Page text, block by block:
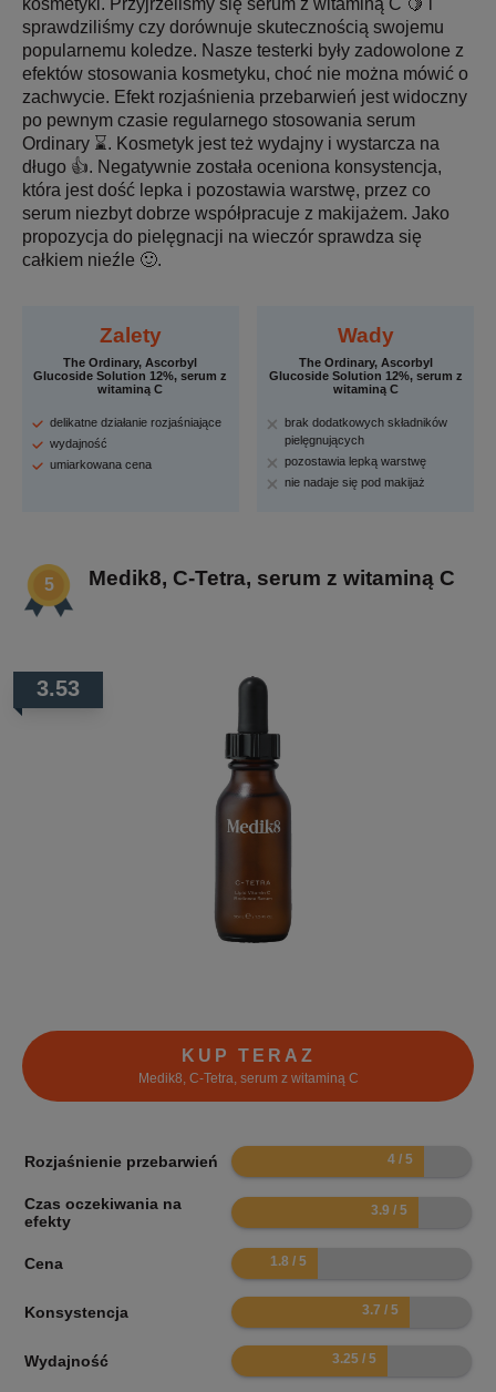
sprawdziliśmy czy dorównuje skutecznością swojemu
popularnemu koledze. Nasze testerki były zadowolone z
efektów stosowania kosmetyku, choć nie można mówić o
zachwycie. Efekt rozjaśnienia przebarwień jest widoczny
po pewnym czasie regularnego stosowania serum
Ordinary ⌛. Kosmetyk jest też wydajny i wystarcza na
długo 👍. Negatywnie została oceniona konsystencja,
która jest dość lepka i pozostawia warstwę, przez co
serum niezbyt dobrze współpracuje z makijażem. Jako
propozycja do pielęgnacji na wieczór sprawdza się
całkiem nieźle 🙂.
Zalety
The Ordinary, Ascorbyl
Glucoside Solution 12%, serum z
witaminą C
delikatne działanie rozjaśniające
wydajność
umiarkowana cena
Wady
The Ordinary, Ascorbyl
Glucoside Solution 12%, serum z
witaminą C
brak dodatkowych składników
pielęgnujących
pozostawia lepką warstwę
nie nadaje się pod makijaż
Medik8, C-Tetra, serum z witaminą C
3.53
KUP TERAZ
Medik8, C-Tetra, serum z witaminą C
Rozjaśnienie przebarwień 8
Czas oczekiwania na
efekty
7.8
Cena 3.6
Konsystencja 7.4
Wydajność 6.5